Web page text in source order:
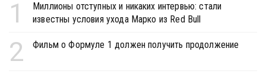
1
Миллионы отступных и никаких интервью: стали
известны условия ухода Марко из Red Bull
2 Фильм о Формуле 1 должен получить продолжение